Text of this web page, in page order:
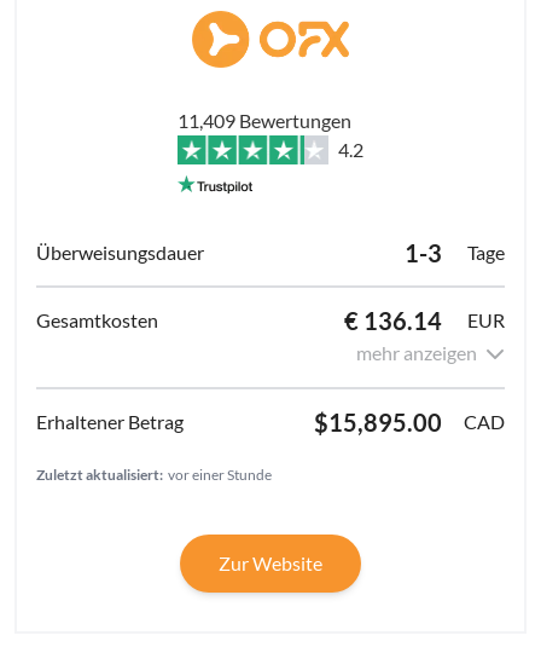
11,409 Bewertungen
4.2
1-3 Tage
€ 136.14
EUR
mehr anzeigen
$15,895.00 CAD
Zuletzt aktualisiert: vor einer Stunde
Zur Website